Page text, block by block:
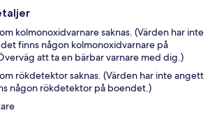
kolmonoxidvarnare saknas. (Värden har inte
finns någon kolmonoxidvarnare på
att ta en bärbar varnare med dig.)
rökdetektor saknas. (Värden har inte angett
någon rökdetektor på boendet.)